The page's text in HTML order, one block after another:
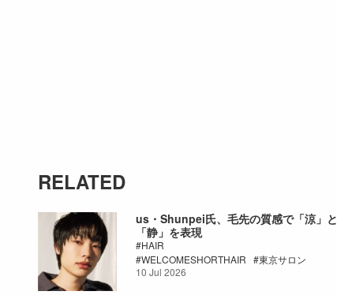
RELATED
us・Shunpei氏、毛先の質感で「涼」と
「静」を表現
HAIR
WELCOMESHORTHAIR
東京サロン
10 Jul 2026